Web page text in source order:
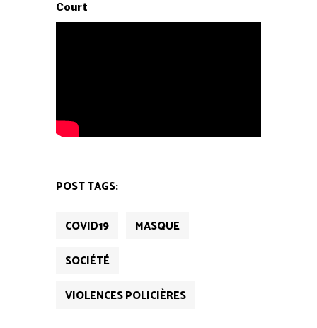
Court
POST TAGS:
COVID19
MASQUE
SOCIÉTÉ
VIOLENCES POLICIÈRES